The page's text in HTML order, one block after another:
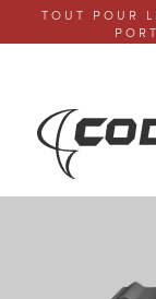
TOUT POUR